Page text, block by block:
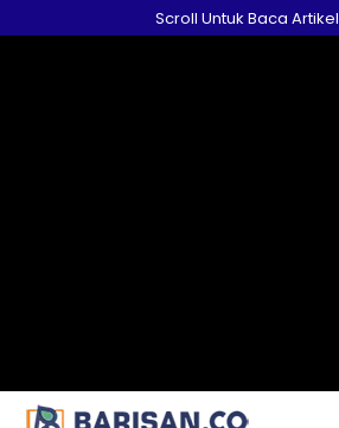
ke
Scroll Untuk Baca Artikel